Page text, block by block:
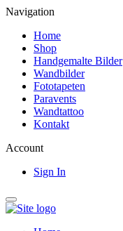
Navigation
Home
Shop
Handgemalte Bilder
Wandbilder
Fototapeten
Paravents
Wandtattoo
Kontakt
Account
Sign In